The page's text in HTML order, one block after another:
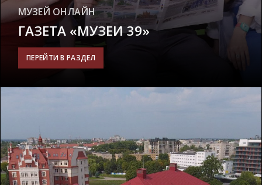
МУЗЕЙ ОНЛАЙН
ГАЗЕТА «МУЗЕИ 39»
ПЕРЕЙТИ В РАЗДЕЛ